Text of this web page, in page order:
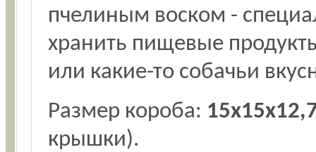
пчелиным воском -
хранить пищевые
или какие-то собачьи
Размер короба:
крышки).